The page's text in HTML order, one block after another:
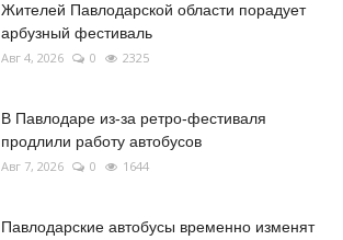
Жителей Павлодарской области порадует
арбузный фестиваль
Авг 4, 2026 0 2325
В Павлодаре из-за ретро-фестиваля
продлили работу автобусов
Авг 7, 2026 0 1644
Павлодарские автобусы временно изменят